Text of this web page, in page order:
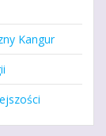
Kangur